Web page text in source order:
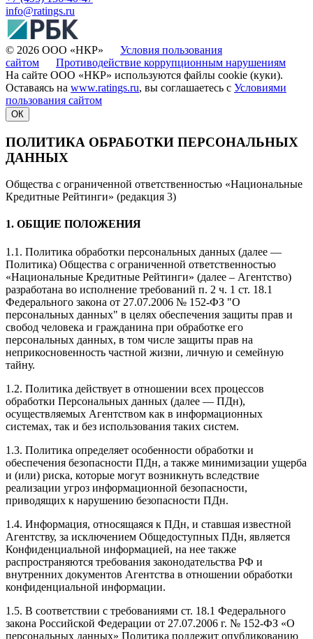
info@ratings.ru
© 2026 ООО «НКР» Условия пользования
сайтом
Противодействие коррупционным нарушениям
На сайте ООО «НКР» используются файлы cookie (куки).
Оставаясь на www.ratings.ru, вы соглашаетесь с Условиями
пользования сайтом
ОК
ПОЛИТИКА ОБРАБОТКИ ПЕРСОНАЛЬНЫХ
ДАННЫХ
Общества с ограниченной ответственностью «Национальные
Кредитные Рейтинги» (редакция 3)
1. ОБЩИЕ ПОЛОЖЕНИЯ
1.1. Политика обработки персональных данных (далее —
Политика) Общества с ограниченной ответственностью
«Национальные Кредитные Рейтинги» (далее – Агентство)
разработана во исполнение требований п. 2 ч. 1 ст. 18.1
Федерального закона от 27.07.2006 № 152-ФЗ "О
персональных данных" в целях обеспечения защиты прав и
свобод человека и гражданина при обработке его
персональных данных, в том числе защиты прав на
неприкосновенность частной жизни, личную и семейную
тайну.
1.2. Политика действует в отношении всех процессов
обработки Персональных данных (далее — ПДн),
осуществляемых Агентством как в информационных
системах, так и без использования таких систем.
1.3. Политика определяет особенности обработки и
обеспечения безопасности ПДн, а также минимизации ущерба
и (или) риска, которые могут возникнуть вследствие
реализации угроз информационной безопасности,
приводящих к нарушению безопасности ПДн.
1.4. Информация, относящаяся к ПДн, и ставшая известной
Агентству, за исключением Общедоступных ПДн, является
Конфиденциальной информацией, на нее также
распространяются требования законодательства РФ и
внутренних документов Агентства в отношении обработки
конфиденциальной информации.
1.5. В соответствии с требованиями ст. 18.1 Федерального
закона Российской Федерации от 27.07.2006 г. № 152-ФЗ «О
персональных данных» Политика подлежит опубликованию